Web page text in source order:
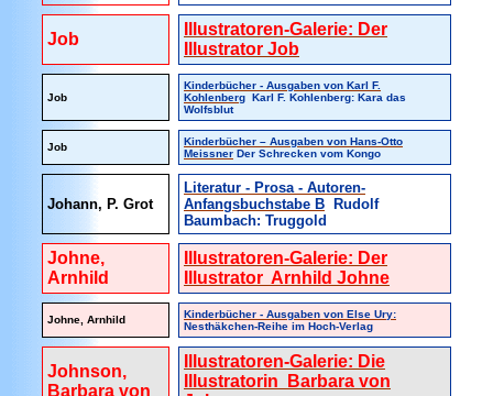
Job
Illustratoren-Galerie: Der
Illustrator Job
Job
Kinderbücher - Ausgaben von Karl F.
Kohlenberg Karl F. Kohlenberg: Kara das
Wolfsblut
Job
Kinderbücher – Ausgaben von Hans-Otto
Meissner Der Schrecken vom Kongo
Johann, P. Grot
Literatur - Prosa - Autoren-
Anfangsbuchstabe B Rudolf
Baumbach: Truggold
Johne,
Arnhild
Illustratoren-Galerie: Der
Illustrator Arnhild Johne
Johne, Arnhild
Kinderbücher - Ausgaben von Else Ury:
Nesthäkchen-Reihe im Hoch-Verlag
Johnson,
Barbara von
Illustratoren-Galerie: Die
Illustratorin Barbara von